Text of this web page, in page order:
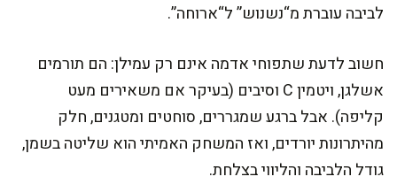
לביבה עוברת מ“נשנוש” ל“ארוחה”.
חשוב לדעת שתפוחי אדמה אינם רק עמילן: הם תורמים
אשלגן, ויטמין C וסיבים (בעיקר אם משאירים מעט
קליפה). אבל ברגע שמגררים, סוחטים ומטגנים, חלק
מהיתרונות יורדים, ואז המשחק האמיתי הוא שליטה בשמן,
גודל הלביבה והליווי בצלחת.